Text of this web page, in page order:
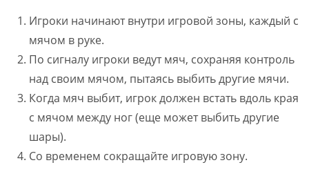
Игроки начинают внутри игровой зоны, каждый с
мячом в руке.
По сигналу игроки ведут мяч, сохраняя контроль
над своим мячом, пытаясь выбить другие мячи.
Когда мяч выбит, игрок должен встать вдоль края
с мячом между ног (еще может выбить другие
шары).
Со временем сокращайте игровую зону.